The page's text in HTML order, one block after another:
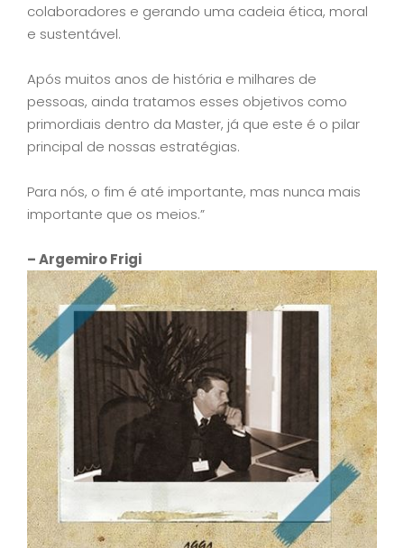
colaboradores e gerando uma cadeia ética, moral
e sustentável.
Após muitos anos de história e milhares de
pessoas, ainda tratamos esses objetivos como
primordiais dentro da Master, já que este é o pilar
principal de nossas estratégias.
Para nós, o fim é até importante, mas nunca mais
importante que os meios.”
– Argemiro Frigi